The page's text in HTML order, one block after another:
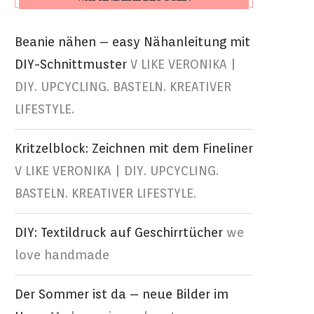
Beanie nähen – easy Nähanleitung mit
DIY-Schnittmuster V LIKE VERONIKA |
DIY. UPCYCLING. BASTELN. KREATIVER
LIFESTYLE.
Kritzelblock: Zeichnen mit dem Fineliner
V LIKE VERONIKA | DIY. UPCYCLING.
BASTELN. KREATIVER LIFESTYLE.
DIY: Textildruck auf Geschirrtücher we
love handmade
Der Sommer ist da – neue Bilder im